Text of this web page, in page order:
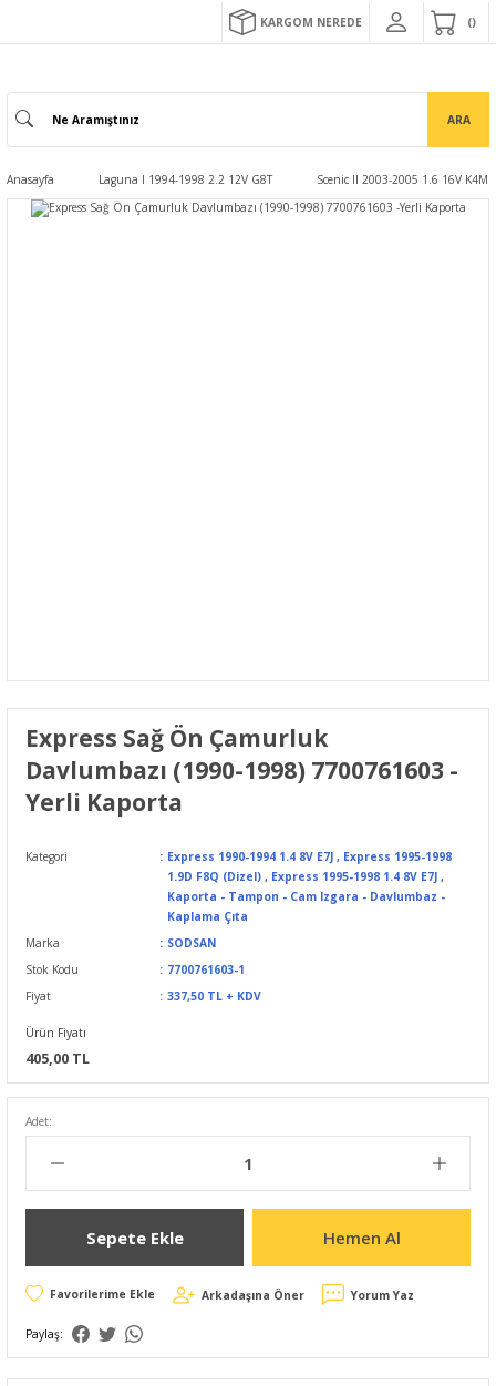
KARGOM NEREDE
ARA
Anasayfa Laguna I 1994-1998 2.2 12V G8T Scenic II 2003-2005 1.6 16V K4M
Express Sağ Ön Çamurluk
Davlumbazı (1990-1998) 7700761603 -
Yerli Kaporta
Kategori Express 1990-1994 1.4 8V E7J , Express 1995-1998
1.9D F8Q (Dizel) , Express 1995-1998 1.4 8V E7J ,
Kaporta - Tampon - Cam Izgara - Davlumbaz -
Kaplama Çıta
Marka
SODSAN
Stok Kodu
7700761603-1
Fiyat
337,50 TL + KDV
Ürün Fiyatı
405,00 TL
Adet:
Sepete Ekle Hemen Al
Arkadaşına Öner Yorum Yaz
Paylaş: